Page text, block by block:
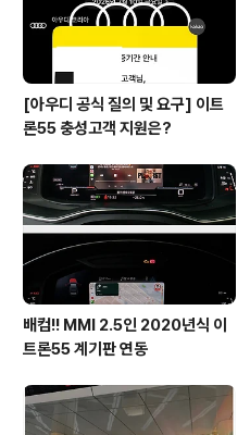
[아우디 공식 질의 및 요구] 이트
론55 충성고객 지원은?
배컴!! MMI 2.5인 2020년식 이
트론55 계기판 연동